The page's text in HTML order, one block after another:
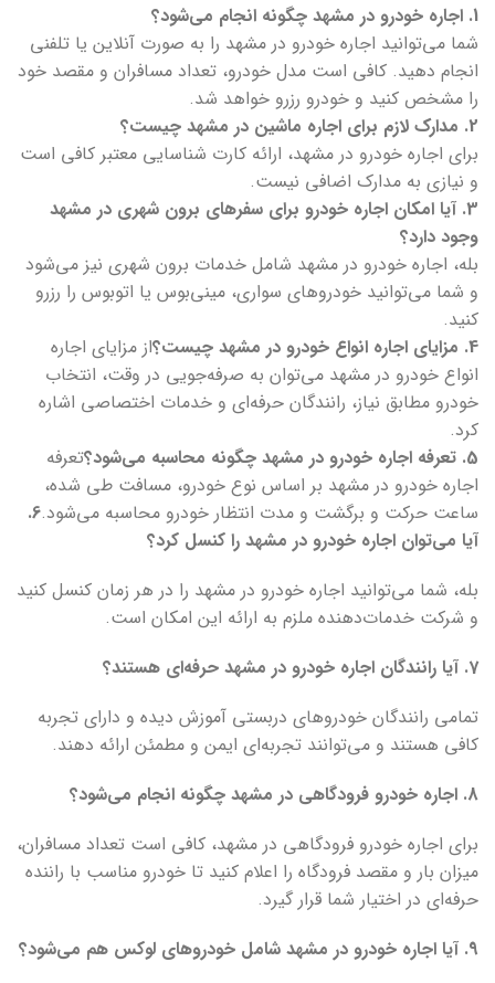
1. اجاره خودرو در مشهد چگونه انجام می‌شود؟
شما می‌توانید اجاره خودرو در مشهد را به صورت آنلاین یا تلفنی
انجام دهید. کافی است مدل خودرو، تعداد مسافران و مقصد خود
را مشخص کنید و خودرو رزرو خواهد شد.
2. مدارک لازم برای اجاره ماشین در مشهد چیست؟
برای اجاره خودرو در مشهد، ارائه کارت شناسایی معتبر کافی است
و نیازی به مدارک اضافی نیست.
3. آیا امکان اجاره خودرو برای سفرهای برون شهری در مشهد
وجود دارد؟
بله، اجاره خودرو در مشهد شامل خدمات برون شهری نیز می‌شود
و شما می‌توانید خودروهای سواری، مینی‌بوس یا اتوبوس را رزرو
کنید.
4. مزایای اجاره انواع خودرو در مشهد چیست؟
از مزایای اجاره
انواع خودرو در مشهد می‌توان به صرفه‌جویی در وقت، انتخاب
خودرو مطابق نیاز، رانندگان حرفه‌ای و خدمات اختصاصی اشاره
کرد.
5. تعرفه اجاره خودرو در مشهد چگونه محاسبه می‌شود؟
تعرفه
اجاره خودرو در مشهد بر اساس نوع خودرو، مسافت طی شده،
ساعت حرکت و برگشت و مدت انتظار خودرو محاسبه می‌شود. 6.
آیا می‌توان اجاره خودرو در مشهد را کنسل کرد؟
بله، شما می‌توانید اجاره خودرو در مشهد را در هر زمان کنسل کنید
و شرکت خدمات‌دهنده ملزم به ارائه این امکان است.
7. آیا رانندگان اجاره خودرو در مشهد حرفه‌ای هستند؟
تمامی رانندگان خودروهای دربستی آموزش دیده و دارای تجربه
کافی هستند و می‌توانند تجربه‌ای ایمن و مطمئن ارائه دهند.
8. اجاره خودرو فرودگاهی در مشهد چگونه انجام می‌شود؟
برای اجاره خودرو فرودگاهی در مشهد، کافی است تعداد مسافران،
میزان بار و مقصد فرودگاه را اعلام کنید تا خودرو مناسب با راننده
حرفه‌ای در اختیار شما قرار گیرد.
9. آیا اجاره خودرو در مشهد شامل خودروهای لوکس هم می‌شود؟